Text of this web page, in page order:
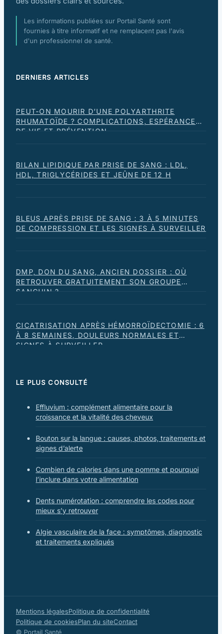
Les informations publiées sur Portail Santé sont
fournies à titre informatif et ne remplacent pas l'avis
d'un professionnel de santé.
DERNIERS ARTICLES
PEUT-ON MOURIR D’UNE POLYARTHRITE
RHUMATOÏDE ? COMPLICATIONS, ESPÉRANCE
DE VIE ET PRÉVENTION
BILAN LIPIDIQUE PAR PRISE DE SANG : LDL,
HDL, TRIGLYCÉRIDES ET JEÛNE DE 12 H
BLEUS APRÈS PRISE DE SANG : 3 À 5 MINUTES
DE COMPRESSION ET LES SIGNES À SURVEILLER
DMP, DON DU SANG, ANCIEN DOSSIER : OÙ
RETROUVER GRATUITEMENT SON GROUPE
SANGUIN ?
CICATRISATION APRÈS HÉMORROÏDECTOMIE : 6
À 8 SEMAINES, DOULEURS NORMALES ET
SIGNES À SURVEILLER
LE PLUS CONSULTÉ
Effluvium : complément alimentaire pour la
croissance et la vitalité des cheveux
Bouton sur la langue : causes, photos, traitements et
signes d’alerte
Combien de calories dans une pomme et pourquoi
l’inclure dans votre alimentation
Dents numérotation : comprendre les codes pour
mieux s’y retrouver
Algie vasculaire de la face : symptômes, diagnostic
et traitements expliqués
Mentions légalesPolitique de confidentialité
Politique de cookiesPlan du siteContact
© Portail Santé